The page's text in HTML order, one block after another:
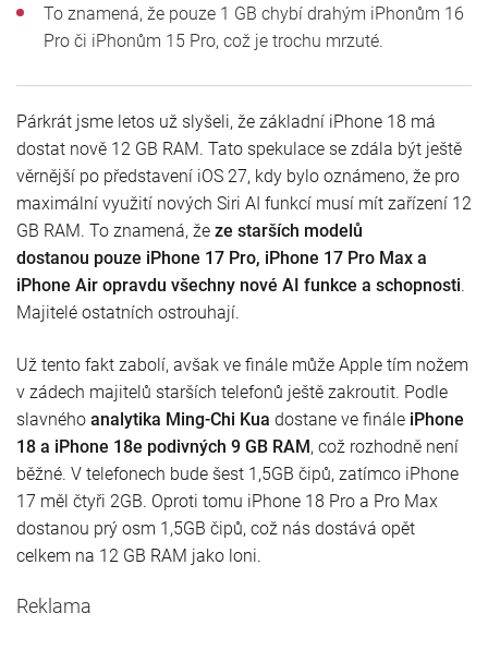
To znamená, že pouze 1 GB chybí drahým iPhonům 16
Pro či iPhonům 15 Pro, což je trochu mrzuté.
Párkrát jsme letos už slyšeli, že základní iPhone 18 má
dostat nově 12 GB RAM. Tato spekulace se zdála být ještě
věrnější po představení iOS 27, kdy bylo oznámeno, že pro
maximální využití nových Siri AI funkcí musí mít zařízení 12
GB RAM. To znamená, že ze starších modelů
dostanou pouze iPhone 17 Pro, iPhone 17 Pro Max a
iPhone Air opravdu všechny nové AI funkce a schopnosti.
Majitelé ostatních ostrouhají.
Už tento fakt zabolí, avšak ve finále může Apple tím nožem
v zádech majitelů starších telefonů ještě zakroutit. Podle
slavného analytika Ming-Chi Kua dostane ve finále iPhone
18 a iPhone 18e podivných 9 GB RAM, což rozhodně není
běžné. V telefonech bude šest 1,5GB čipů, zatímco iPhone
17 měl čtyři 2GB. Oproti tomu iPhone 18 Pro a Pro Max
dostanou prý osm 1,5GB čipů, což nás dostává opět
celkem na 12 GB RAM jako loni.
Reklama